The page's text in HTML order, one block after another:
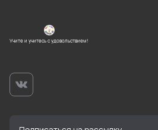
Учите и учитесь с удовольствием!